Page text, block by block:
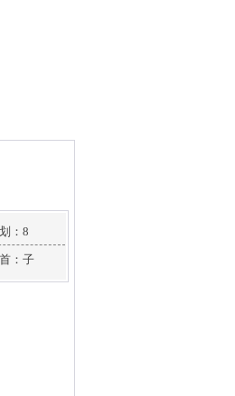
：8
：子